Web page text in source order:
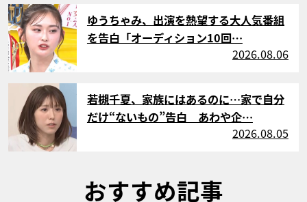
サムネイル
ゆうちゃみ、出演を熱望する大人気番組
を告白「オーディション10回…
2026.08.06
サムネイル
若槻千夏、家族にはあるのに…家で自分
だけ“ないもの”告白 あわや企…
2026.08.05
おすすめ記事